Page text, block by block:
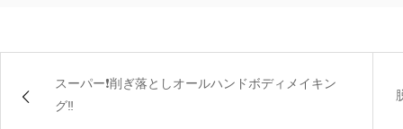
スーパー❗️削ぎ落としオールハンドボディメイキン
グ‼️